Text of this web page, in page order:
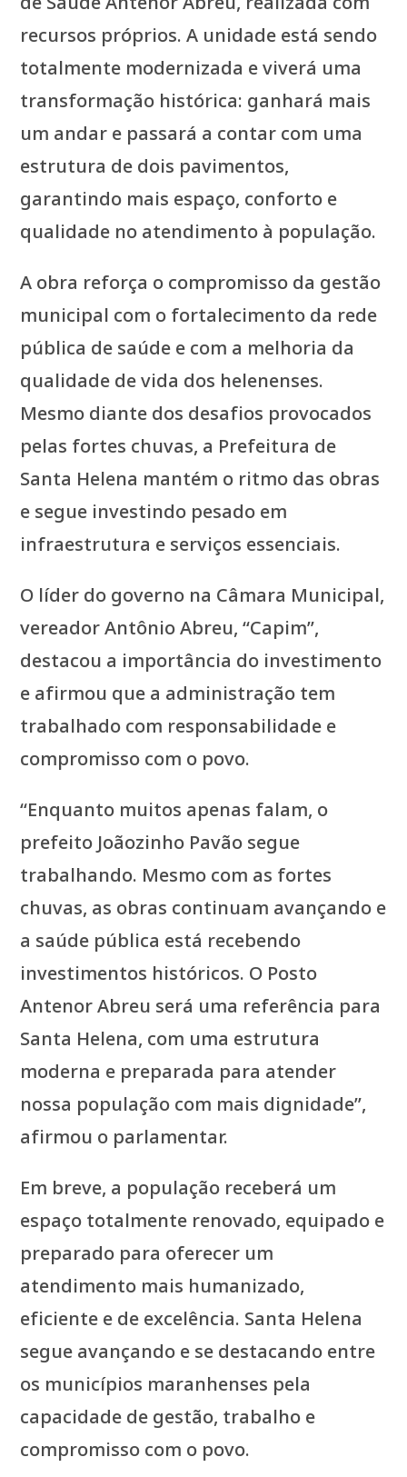
recursos próprios. A unidade está sendo
totalmente modernizada e viverá uma
transformação histórica: ganhará mais
um andar e passará a contar com uma
estrutura de dois pavimentos,
garantindo mais espaço, conforto e
qualidade no atendimento à população.
A obra reforça o compromisso da gestão
municipal com o fortalecimento da rede
pública de saúde e com a melhoria da
qualidade de vida dos helenenses.
Mesmo diante dos desafios provocados
pelas fortes chuvas, a Prefeitura de
Santa Helena mantém o ritmo das obras
e segue investindo pesado em
infraestrutura e serviços essenciais.
O líder do governo na Câmara Municipal,
vereador Antônio Abreu, “Capim”,
destacou a importância do investimento
e afirmou que a administração tem
trabalhado com responsabilidade e
compromisso com o povo.
“Enquanto muitos apenas falam, o
prefeito Joãozinho Pavão segue
trabalhando. Mesmo com as fortes
chuvas, as obras continuam avançando e
a saúde pública está recebendo
investimentos históricos. O Posto
Antenor Abreu será uma referência para
Santa Helena, com uma estrutura
moderna e preparada para atender
nossa população com mais dignidade”,
afirmou o parlamentar.
Em breve, a população receberá um
espaço totalmente renovado, equipado e
preparado para oferecer um
atendimento mais humanizado,
eficiente e de excelência. Santa Helena
segue avançando e se destacando entre
os municípios maranhenses pela
capacidade de gestão, trabalho e
compromisso com o povo.